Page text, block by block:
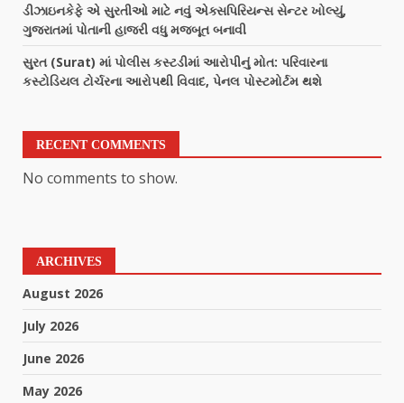
ડીઝાઇનકેફે એ સુરતીઓ માટે નવું એક્સપિરિયન્સ સેન્ટર ખોલ્યું,
ગુજરાતમાં પોતાની હાજરી વધુ મજબૂત બનાવી
સુરત (Surat) માં પોલીસ કસ્ટડીમાં આરોપીનું મોત: પરિવારના
કસ્ટોડિયલ ટોર્ચરના આરોપથી વિવાદ, પેનલ પોસ્ટમોર્ટમ થશે
RECENT COMMENTS
No comments to show.
ARCHIVES
August 2026
July 2026
June 2026
May 2026